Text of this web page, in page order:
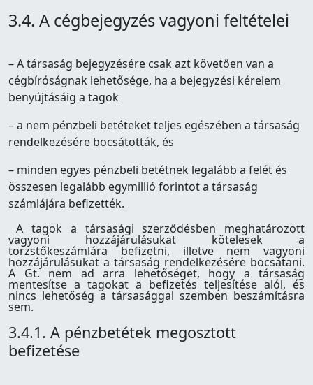
3.4. A cégbejegyzés vagyoni feltételei
– A társaság bejegyzésére csak azt követően van a
cégbíróságnak lehetősége, ha a bejegyzési kérelem
benyújtásáig a tagok
– a nem pénzbeli betéteket teljes egészében a társaság
rendelkezésére bocsátották, és
– minden egyes pénzbeli betétnek legalább a felét és
összesen legalább egymillió forintot a társaság
számlájára befizették.
A tagok a társasági szerződésben meghatározott
vagyoni hozzájárulásukat kötelesek a
törzstőkeszámlára befizetni, illetve nem vagyoni
hozzájárulásukat a társaság rendelkezésére bocsátani.
A Gt. nem ad arra lehetőséget, hogy a társaság
mentesítse a tagokat a befizetés teljesítése alól, és
nincs lehetőség a társasággal szemben beszámításra
sem.
3.4.1. A pénzbetétek megosztott
befizetése